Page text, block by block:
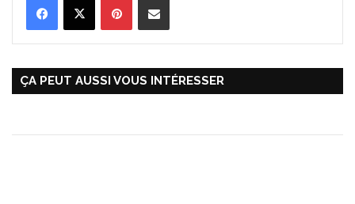
ÇA PEUT AUSSI VOUS INTÉRESSER